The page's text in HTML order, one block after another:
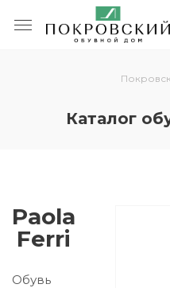
Каталог
Paola
Ferri
Обувь